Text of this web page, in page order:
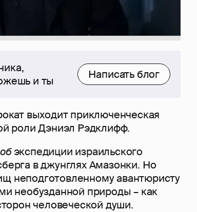
и ты
Написать блог
выходит приключенческая
роли Дэниэл Рэдклифф.
экспедиции израильского
в джунглях Амазонки. Но
неподготовленному авантюристу
необузданной природы – как
человеческой души.